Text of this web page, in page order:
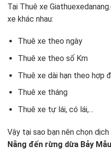
Tại Thuê xe
xe khác nhau:
Thuê xe theo ngày
Thuê xe theo số Km
Thuê xe dài hạn theo hợp
Thuê xe tháng
Thuê xe tự lái, có lái,…
Vậy tại sao bạn nên chọn dịch
Nẵng đến rừng dừa Bảy Mẫu